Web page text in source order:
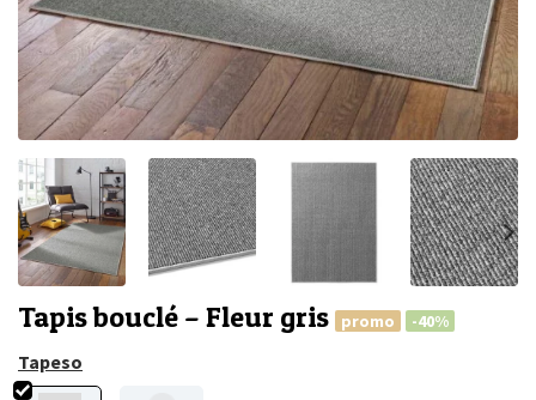
Tapis bouclé – Fleur gris promo -40%
Tapeso